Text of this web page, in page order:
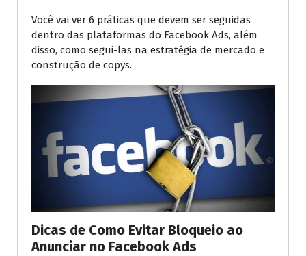
Você vai ver 6 práticas que devem ser seguidas
dentro das plataformas do Facebook Ads, além
disso, como segui-las na estratégia de mercado e
construção de copys.
Dicas de Como Evitar Bloqueio ao
Anunciar no Facebook Ads